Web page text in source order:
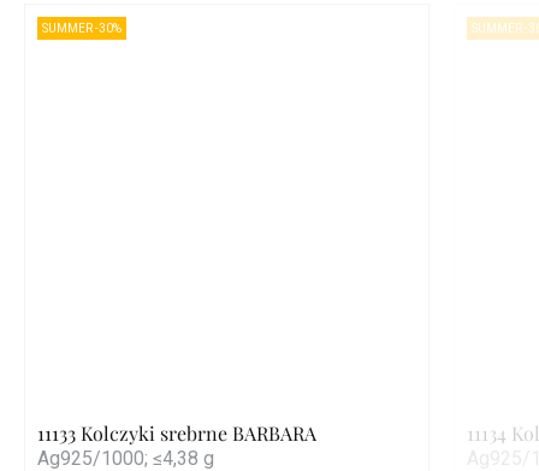
SUMMER -30%
11133 Kolczyki srebrne BARBARA
Ag925/1000; ≤4,38 g
SUMMER -
11134